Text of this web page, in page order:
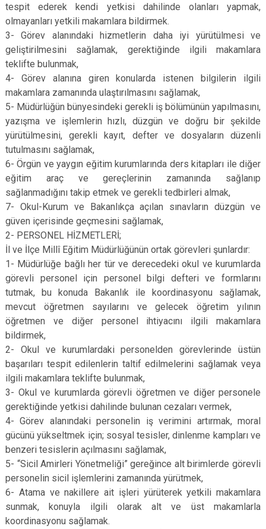
tespit ederek kendi yetkisi dahilinde olanları yapmak,
olmayanları yetkili makamlara bildirmek.
3- Görev alanındaki hizmetlerin daha iyi yürütülmesi ve
geliştirilmesini sağlamak, gerektiğinde ilgili makamlara
teklifte bulunmak,
4- Görev alanına giren konularda istenen bilgilerin ilgili
makamlara zamanında ulaştırılmasını sağlamak,
5- Müdürlüğün bünyesindeki gerekli iş bölümünün yapılmasını,
yazışma ve işlemlerin hızlı, düzgün ve doğru bir şekilde
yürütülmesini, gerekli kayıt, defter ve dosyaların düzenli
tutulmasını sağlamak,
6- Örgün ve yaygın eğitim kurumlarında ders kitapları ile diğer
eğitim araç ve gereçlerinin zamanında sağlanıp
sağlanmadığını takip etmek ve gerekli tedbirleri almak,
7- Okul-Kurum ve Bakanlıkça açılan sınavların düzgün ve
güven içerisinde geçmesini sağlamak,
2- PERSONEL HİZMETLERİ;
İl ve İlçe Millî Eğitim Müdürlüğünün ortak görevleri şunlardır:
1- Müdürlüğe bağlı her tür ve derecedeki okul ve kurumlarda
görevli personel için personel bilgi defteri ve formlarını
tutmak, bu konuda Bakanlık ile koordinasyonu sağlamak,
mevcut öğretmen sayılarını ve gelecek öğretim yılının
öğretmen ve diğer personel ihtiyacını ilgili makamlara
bildirmek,
2- Okul ve kurumlardaki personelden görevlerinde üstün
başarıları tespit edilenlerin taltif edilmelerini sağlamak veya
ilgili makamlara teklifte bulunmak,
3- Okul ve kurumlarda görevli öğretmen ve diğer personele
gerektiğinde yetkisi dahilinde bulunan cezaları vermek,
4- Görev alanındaki personelin iş verimini artırmak, moral
gücünü yükseltmek için; sosyal tesisler, dinlenme kampları ve
benzeri tesislerin açılmasını sağlamak,
5- “Sicil Amirleri Yönetmeliği” gereğince alt birimlerde görevli
personelin sicil işlemlerini zamanında yürütmek,
6- Atama ve nakillere ait işleri yürüterek yetkili makamlara
sunmak, konuyla ilgili olarak alt ve üst makamlarla
koordinasyonu sağlamak.